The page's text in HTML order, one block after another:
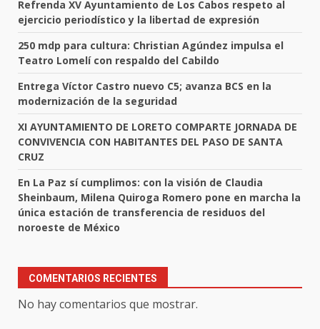
Refrenda XV Ayuntamiento de Los Cabos respeto al
ejercicio periodístico y la libertad de expresión
250 mdp para cultura: Christian Agúndez impulsa el
Teatro Lomelí con respaldo del Cabildo
Entrega Víctor Castro nuevo C5; avanza BCS en la
modernización de la seguridad
XI AYUNTAMIENTO DE LORETO COMPARTE JORNADA DE
CONVIVENCIA CON HABITANTES DEL PASO DE SANTA
CRUZ
En La Paz sí cumplimos: con la visión de Claudia
Sheinbaum, Milena Quiroga Romero pone en marcha la
única estación de transferencia de residuos del
noroeste de México
COMENTARIOS RECIENTES
No hay comentarios que mostrar.